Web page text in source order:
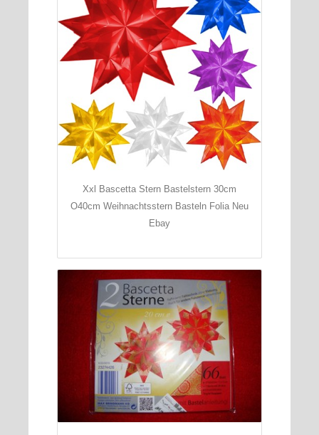
Xxl Bascetta Stern Bastelstern 30cm
O40cm Weihnachtsstern Basteln Folia Neu
Ebay